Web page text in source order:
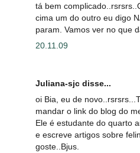
tá bem
cima um do outro eu digo
param. Vamos ver no que
20.11.09
Juliana-sjc disse...
oi Bia, eu de
mandar o link do blog do
Ele é estudante do quarto
e escreve artigos sobre
goste..Bjus.